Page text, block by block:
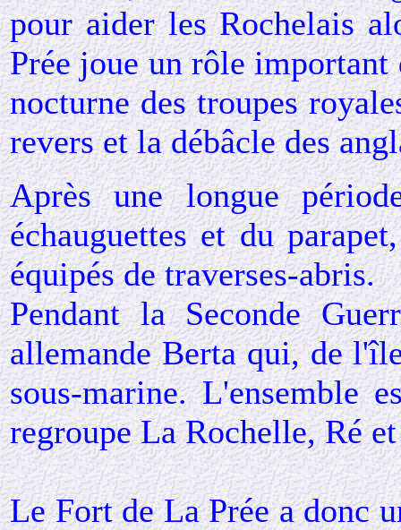
pour aider les Rochelais
Prée joue un rôle important
nocturne des troupes
revers et la débâcle des
Après une longue
échauguettes et du
équipés de traverses-abris.
Pendant la Seconde
allemande Berta qui, de
sous-marine. L'ensemble
regroupe La Rochelle, Ré
Le Fort de La Prée a donc